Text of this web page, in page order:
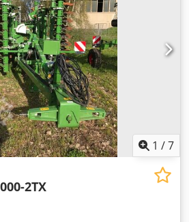
1 /7
2TX